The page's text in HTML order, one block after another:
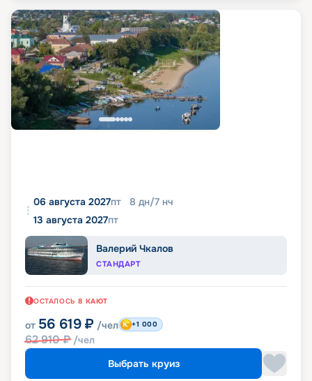
06 августа 2027пт 8 дн/7 нч
13 августа 2027пт
Валерий Чкалов
СТАНДАРТ
ОСТАЛОСЬ 8 КАЮТ
от 56 619 ₽ /чел
62 910₽ /чел
+1 000
Выбрать круиз